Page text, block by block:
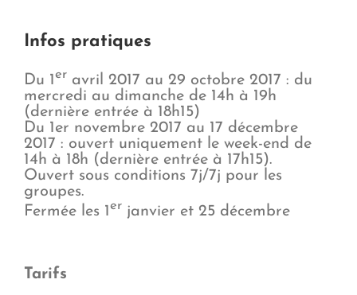
Infos pratiques
Du 1 er avril 2017 au 29 octobre 2017 : du
mercredi au dimanche de 14h à 19h
(dernière entrée à 18h15)
Du 1er novembre 2017 au 17 décembre
2017 : ouvert uniquement le week-end de
14h à 18h (dernière entrée à 17h15).
Ouvert sous conditions 7j/7j pour les
groupes.
Fermée les 1 er janvier et 25 décembre
Tarifs